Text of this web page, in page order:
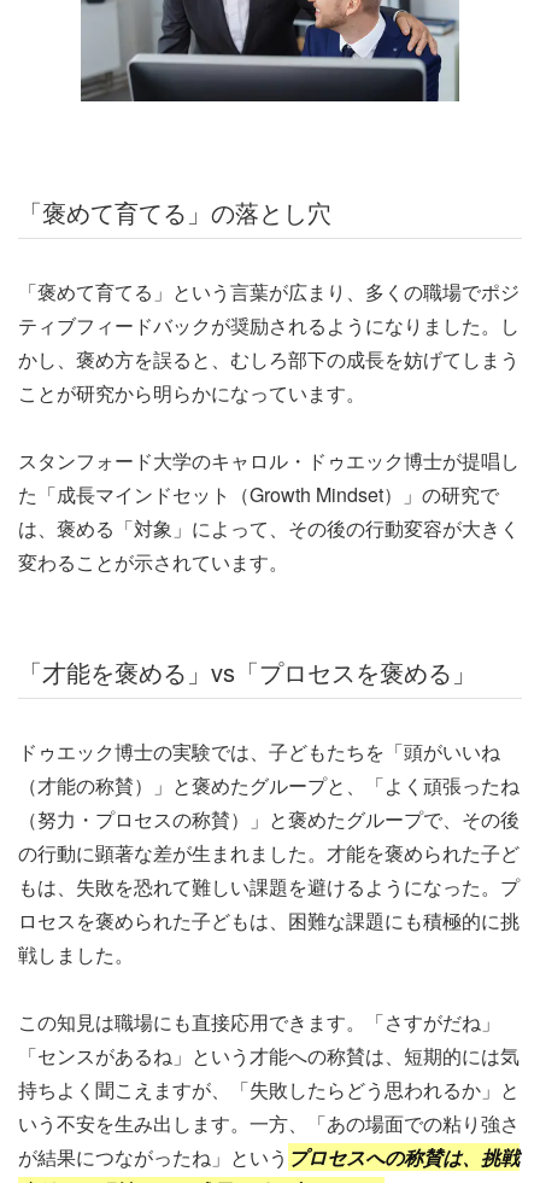
「褒めて育てる」の落とし穴
「褒めて育てる」という言葉が広まり、多くの職場でポジ
ティブフィードバックが奨励されるようになりました。し
かし、褒め方を誤ると、むしろ部下の成長を妨げてしまう
ことが研究から明らかになっています。
スタンフォード大学のキャロル・ドゥエック博士が提唱し
た「成長マインドセット（Growth Mindset）」の研究で
は、褒める「対象」によって、その後の行動変容が大きく
変わることが示されています。
「才能を褒める」vs「プロセスを褒める」
ドゥエック博士の実験では、子どもたちを「頭がいいね
（才能の称賛）」と褒めたグループと、「よく頑張ったね
（努力・プロセスの称賛）」と褒めたグループで、その後
の行動に顕著な差が生まれました。才能を褒められた子ど
もは、失敗を恐れて難しい課題を避けるようになった。プ
ロセスを褒められた子どもは、困難な課題にも積極的に挑
戦しました。
この知見は職場にも直接応用できます。「さすがだね」
「センスがあるね」という才能への称賛は、短期的には気
持ちよく聞こえますが、「失敗したらどう思われるか」と
いう不安を生み出します。一方、「あの場面での粘り強さ
が結果につながったね」という プロセスへの称賛は、挑戦